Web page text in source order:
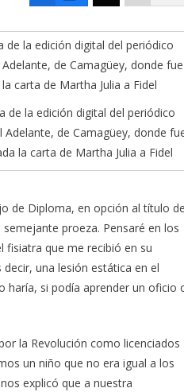
de la edición digital del periódico
Adelante, de Camagüey, donde
la carta de Martha Julia a Fidel
de Diploma, en opción al título
proeza. Pensaré en los
fisiatra que me recibió en su
una lesión estática en el
haría, si podía aprender un oficio
la Revolución como licenciados
un niño que no era igual a los
explicó que a nuestra